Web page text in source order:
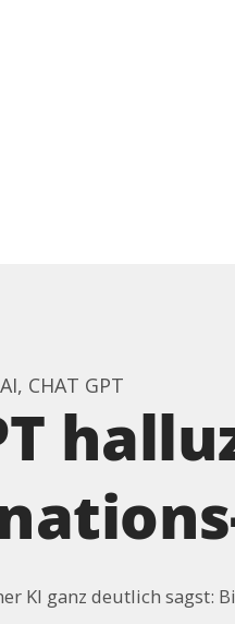
CHAT GPT
KI ganz deutlich sagst: